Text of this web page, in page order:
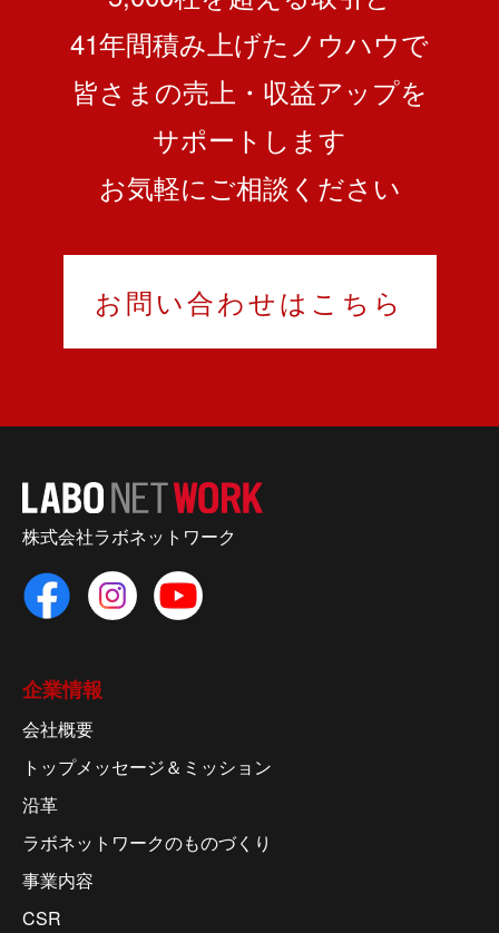
41年間積み上げたノウハウで
皆さまの売上・収益アップを
サポートします
お気軽にご相談ください
お問い合わせはこちら
株式会社ラボネットワーク
企業情報
会社概要
トップメッセージ＆ミッション
沿革
ラボネットワークのものづくり
事業内容
CSR